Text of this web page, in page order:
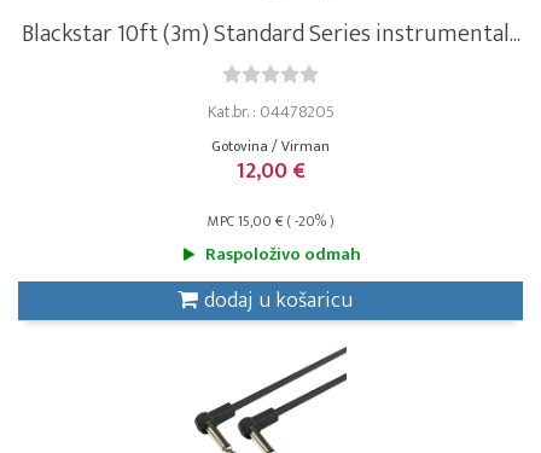
Blackstar 10ft (3m) Standard Series instrumental...
Kat.br. : 04478205
Gotovina / Virman
12,00 €
MPC 15,00 € ( -20% )
Raspoloživo odmah
dodaj u košaricu